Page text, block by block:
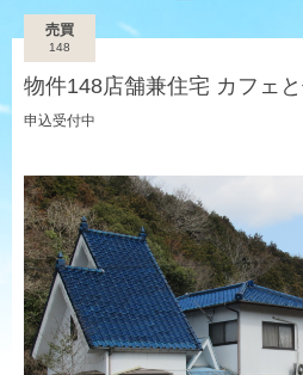
売買
148
物件148店舗兼住宅 カフェと
申込受付中